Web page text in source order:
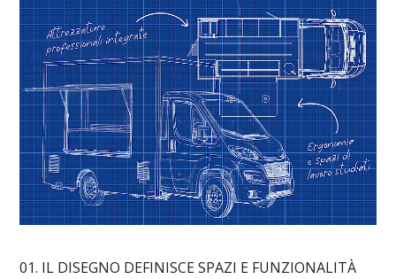
01. IL DISEGNO DEFINISCE SPAZI E FUNZIONALITÀ